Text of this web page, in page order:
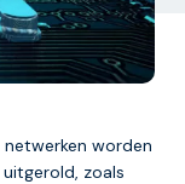
worden
uitgerold, zoals